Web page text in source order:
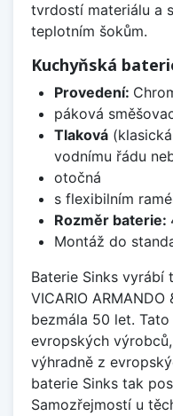
tvrdostí materiálu a
teplotním šokům.
Kuchyňská
Provedení:
páková
Tlaková
vodnímu řádu
otočná
s flexibilním
Rozměr baterie:
Montáž do
Baterie Sinks vyrábí
VICARIO
bezmála 50 let.
evropských
výhradně z
baterie Sinks tak
Samozřejmostí u